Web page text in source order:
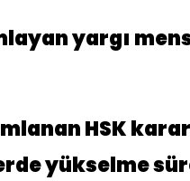
yargı
HSK
yükselme